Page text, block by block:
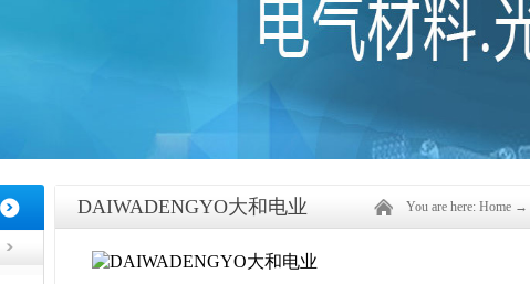
DAIWADENGYO大和电业 You are here: Home →